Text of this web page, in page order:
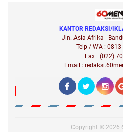
KANTOR REDAKSI/
Jln. Asia Afrika -
Telp / WA :
Fax : (022)
Email :
Copyright © 2026